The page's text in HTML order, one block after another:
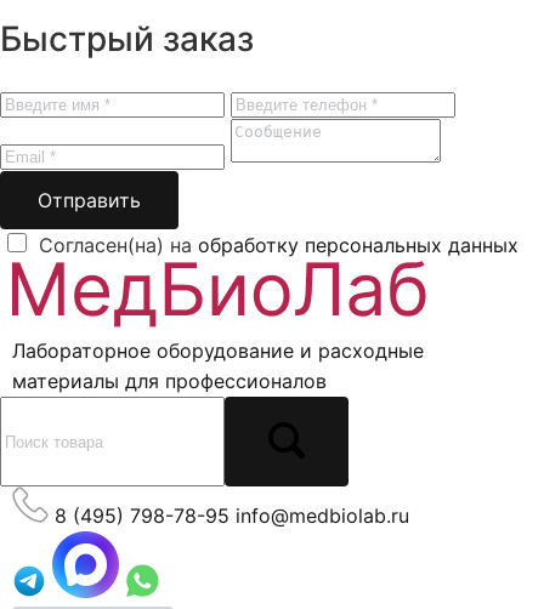
Быстрый заказ
Отправить
Согласен(на) на обработку персональных данных
Лабораторное оборудование и расходные
материалы для профессионалов
8 (495) 798-78-95 info@medbiolab.ru